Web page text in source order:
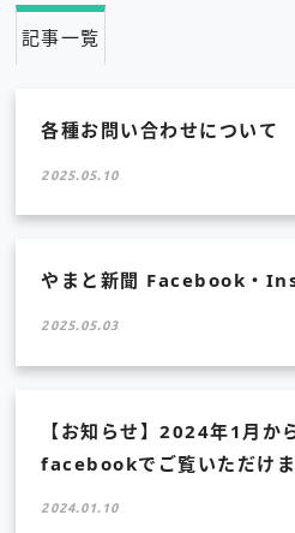
記事一覧
各種お問い合わせについて
2025.05.10
やまと新聞 Facebook・
2025.05.03
【お知らせ】2024年1月か
facebookでご覧いただけ
2024.01.10